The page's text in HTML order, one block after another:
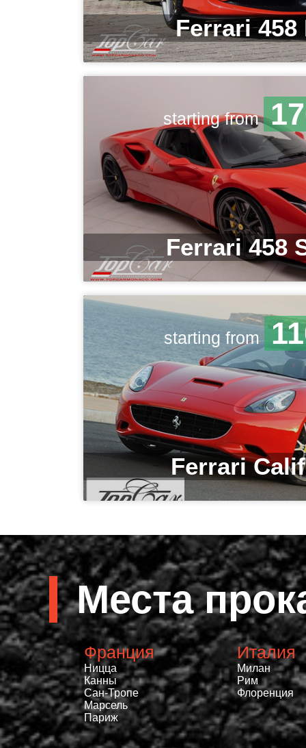
Ferrari 458
starting from
Ferrari 458
starting from
Ferrari
Места
Франция
Ницца
Канны
Сан-Тропе
Марсель
Париж
Италия
Милан
Рим
Флоренция